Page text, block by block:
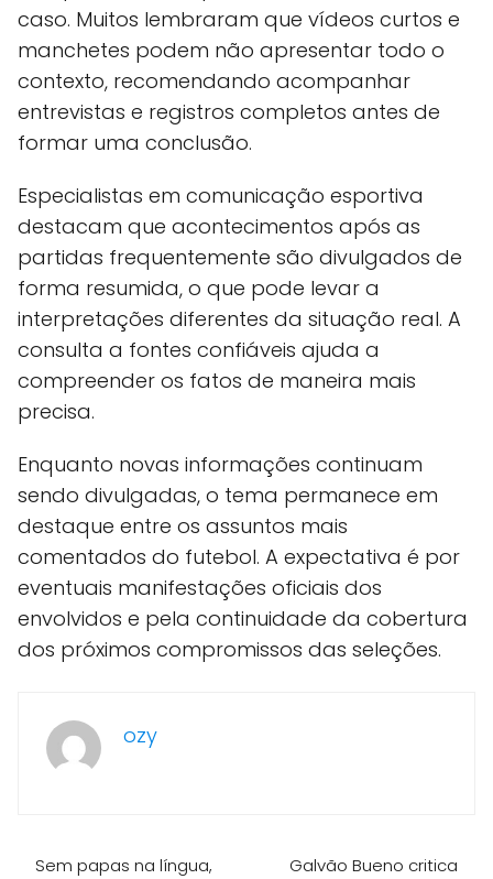
caso. Muitos lembraram que vídeos curtos e
manchetes podem não apresentar todo o
contexto, recomendando acompanhar
entrevistas e registros completos antes de
formar uma conclusão.
Especialistas em comunicação esportiva
destacam que acontecimentos após as
partidas frequentemente são divulgados de
forma resumida, o que pode levar a
interpretações diferentes da situação real. A
consulta a fontes confiáveis ajuda a
compreender os fatos de maneira mais
precisa.
Enquanto novas informações continuam
sendo divulgadas, o tema permanece em
destaque entre os assuntos mais
comentados do futebol. A expectativa é por
eventuais manifestações oficiais dos
envolvidos e pela continuidade da cobertura
dos próximos compromissos das seleções.
ozy
Sem papas na língua,
Galvão Bueno critica